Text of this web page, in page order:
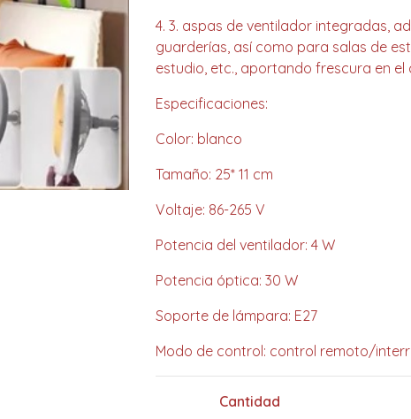
4. 3. aspas de ventilador integradas,
guarderías, así como para salas de
estudio, etc., aportando frescura en el
Especificaciones:
Color: blanco
Tamaño: 25* 11 cm
Voltaje: 86-265 V
Potencia del ventilador: 4 W
Potencia óptica: 30 W
Soporte de lámpara: E27
Modo de control: control remoto/
Cantidad